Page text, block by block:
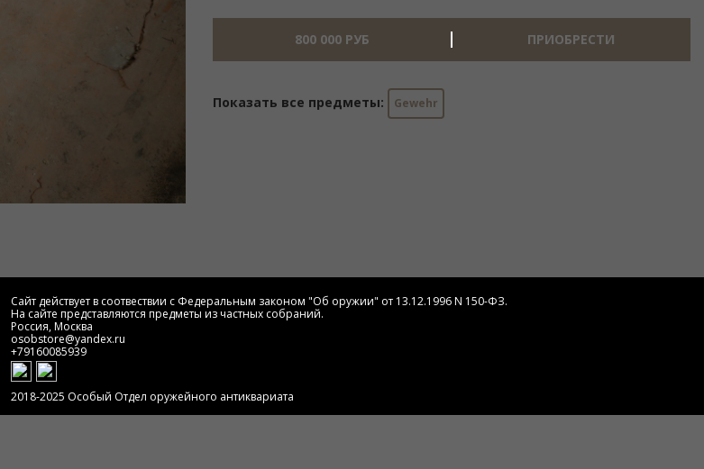
800 000 РУБ ПРИОБРЕСТИ
Показать все предметы: Gewehr
Сайт действует в соотвествии с Федеральным законом "Об оружии" от 13.12.1996 N 150-ФЗ.
На сайте представляются предметы из частных собраний.
Россия, Москва
osobstore@yandex.ru
+79160085939
2018-2025 Особый Отдел оружейного антиквариата